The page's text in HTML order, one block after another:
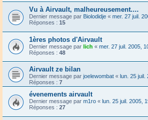
Vu à Airvault, malheureusement....
Dernier message par Biolodidje « mer. 27 juil.
Réponses : 15
1ères photos d'Airvault
Dernier message par lich « mer. 27 juil. 2005,
Réponses : 48
Airvault ze bilan
Dernier message par joelewombat « lun. 25 juil.
Réponses : 7
évenements airvault
Dernier message par m1ro « lun. 25 juil. 2005,
Réponses : 27